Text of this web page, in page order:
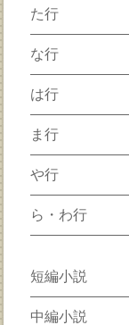
た行
な行
は行
ま行
や行
ら・わ行
短編小説
中編小説